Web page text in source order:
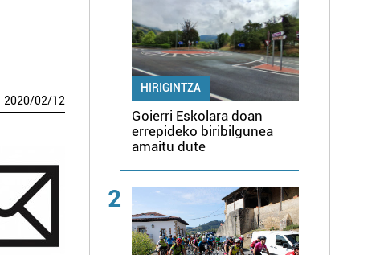
2020/02/12
HIRIGINTZA
Goierri Eskolara doan
errepideko biribilgunea
amaitu dute
2